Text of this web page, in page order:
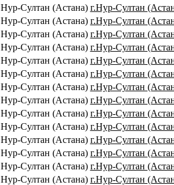
Нур-Султан (Астана) г.Нур-Султан
Нур-Султан (Астана) г.Нур-Султан
Нур-Султан (Астана) г.Нур-Султан
Нур-Султан (Астана) г.Нур-Султан
Нур-Султан (Астана) г.Нур-Султан
Нур-Султан (Астана) г.Нур-Султан
Нур-Султан (Астана) г.Нур-Султан
Нур-Султан (Астана) г.Нур-Султан
Нур-Султан (Астана) г.Нур-Султан
Нур-Султан (Астана) г.Нур-Султан
Нур-Султан (Астана) г.Нур-Султан
Нур-Султан (Астана) г.Нур-Султан
Нур-Султан (Астана) г.Нур-Султан
Нур-Султан (Астана) г.Нур-Султан